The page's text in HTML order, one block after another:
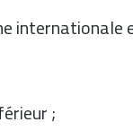
internationale
;